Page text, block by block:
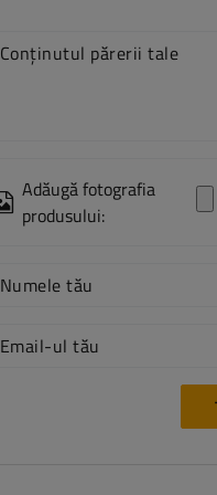
Conținutul părerii tale
Adăugă fotografia
produsului:
Numele tău
Email-ul tău